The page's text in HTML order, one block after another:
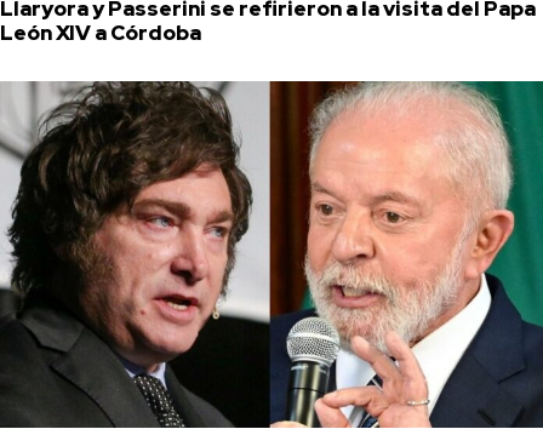
Llaryora y Passerini se refirieron a la visita del Papa
León XIV a Córdoba